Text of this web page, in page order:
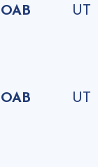
UT
UT